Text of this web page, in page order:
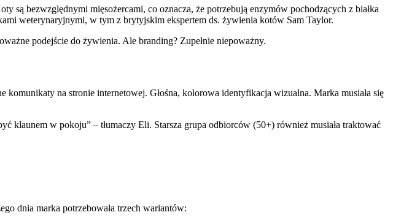
są bezwzględnymi mięsożercami, co oznacza, że potrzebują enzymów pochodzących z białka
weterynaryjnymi, w tym z brytyjskim ekspertem ds. żywienia kotów Sam Taylor.
podejście do żywienia. Ale branding? Zupełnie niepoważny.
na stronie internetowej. Głośna, kolorowa identyfikacja wizualna. Marka musiała się
klaunem w pokoju” – tłumaczy Eli. Starsza grupa odbiorców (50+) również musiała traktować
dnia marka potrzebowała trzech wariantów: